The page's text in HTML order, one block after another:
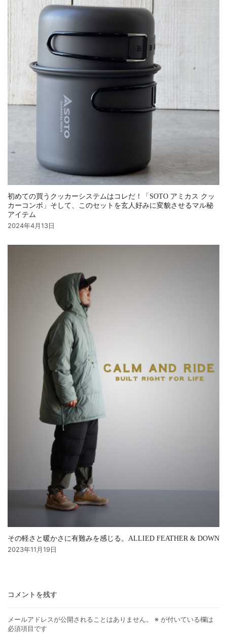
初めての買うクッカーシステムはコレだ！「SOTO アミカス クッ
カーコンボ」そして、このセットを玄人好みに変貌させるマル秘
アイテム
2024年4月13日
その軽さと暖かさに有難みを感じる。ALLIED FEATHER & DOWN
2023年11月19日
コメントを残す
メールアドレスが公開されることはありません。 ※ が付いている欄は
必須項目です